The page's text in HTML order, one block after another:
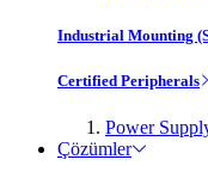
Industrial Mounting
Certified Peripherals
Power
Çözümler